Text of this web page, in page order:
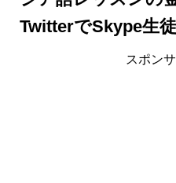
TwitterでSkype生徒
スポン